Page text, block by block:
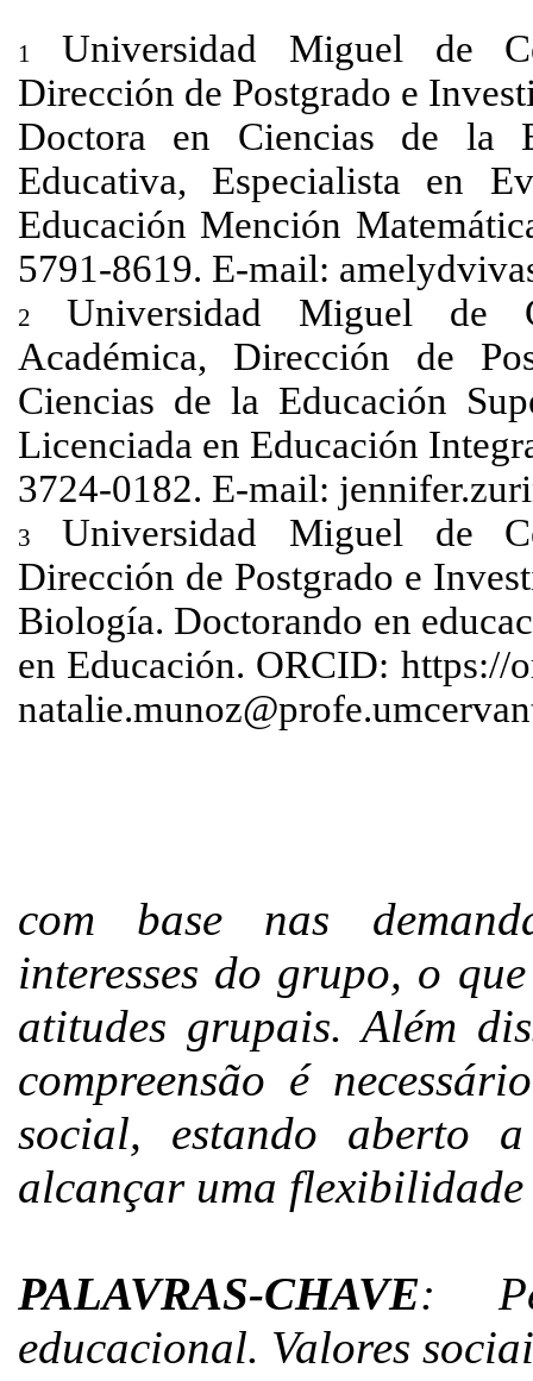
1
Universidad Miguel de
Dirección de Postgrado e
Doctora en Ciencias de la
Educativa, Especialista en
Educación Mención
5791-8619. E-mail:
2
Universidad Miguel de
Académica, Dirección de
Ciencias de la Educación
Licenciada en Educación
3724-0182. E-mail:
3
Universidad Miguel de
Dirección de Postgrado e
Biología. Doctorando en
en Educación. ORCID: https://
com base nas
interesses do grupo, o
atitudes grupais. Além
compreensão é
social, estando aberto
alcançar uma flexibilidade
PALAVRAS-CHAVE:
educacional. Valores